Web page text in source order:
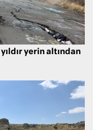
yerin altından